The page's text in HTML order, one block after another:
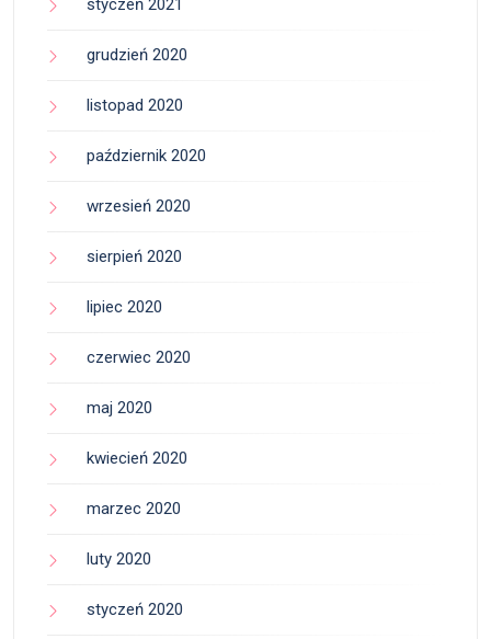
styczeń 2021
grudzień 2020
listopad 2020
październik 2020
wrzesień 2020
sierpień 2020
lipiec 2020
czerwiec 2020
maj 2020
kwiecień 2020
marzec 2020
luty 2020
styczeń 2020